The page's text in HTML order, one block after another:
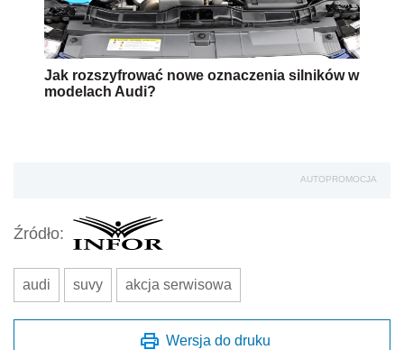
Jak rozszyfrować nowe oznaczenia silników w
modelach Audi?
AUTOPROMOCJA
Źródło:
audi suvy akcja serwisowa
Wersja do druku